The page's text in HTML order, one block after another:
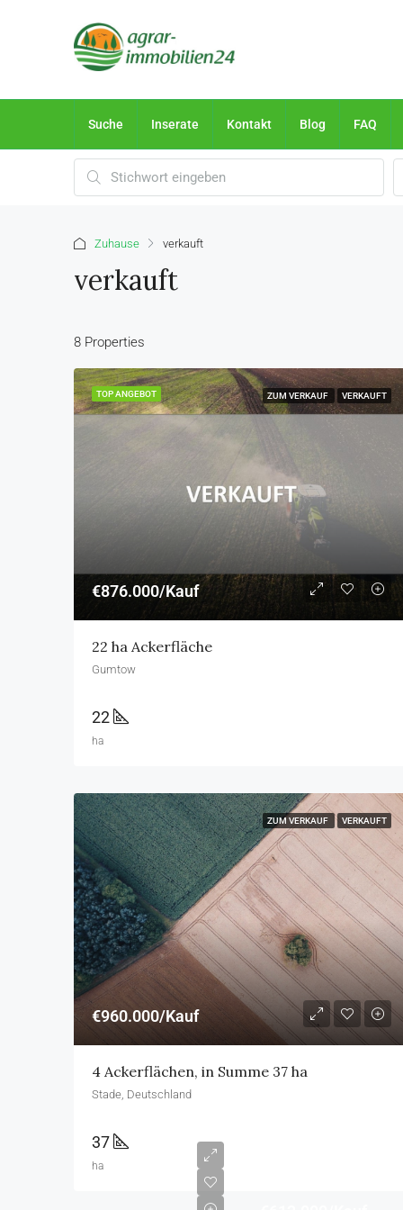
Suche Inserate Kontakt Blog FAQ
Zuhause verkauft
verkauft
8 Properties
TOP ANGEBOT ZUM VERKAUF VERKAUFT
€876.000/Kauf
22 ha Ackerfläche
Gumtow
22
ha
ZUM VERKAUF VERKAUFT
€960.000/Kauf
4 Ackerflächen, in Summe 37 ha
Stade, Deutschland
37
ha